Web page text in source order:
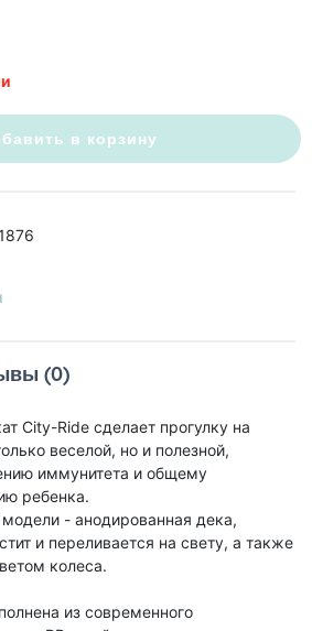
в корзину
(0)
City-Ride сделает прогулку на
веселой, но и полезной,
иммунитета и общему
ребенка.
- анодированная дека,
и переливается на свету, а также
колеса.
из современного